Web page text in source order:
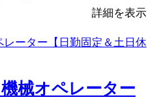
詳細を表示
械オペレーター